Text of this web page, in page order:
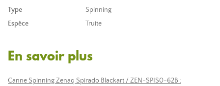
Type
Spinning
Espèce
Truite
En savoir plus
Canne Spinning Zenaq Spirado Blackart / ZEN-SPIS0-62B :